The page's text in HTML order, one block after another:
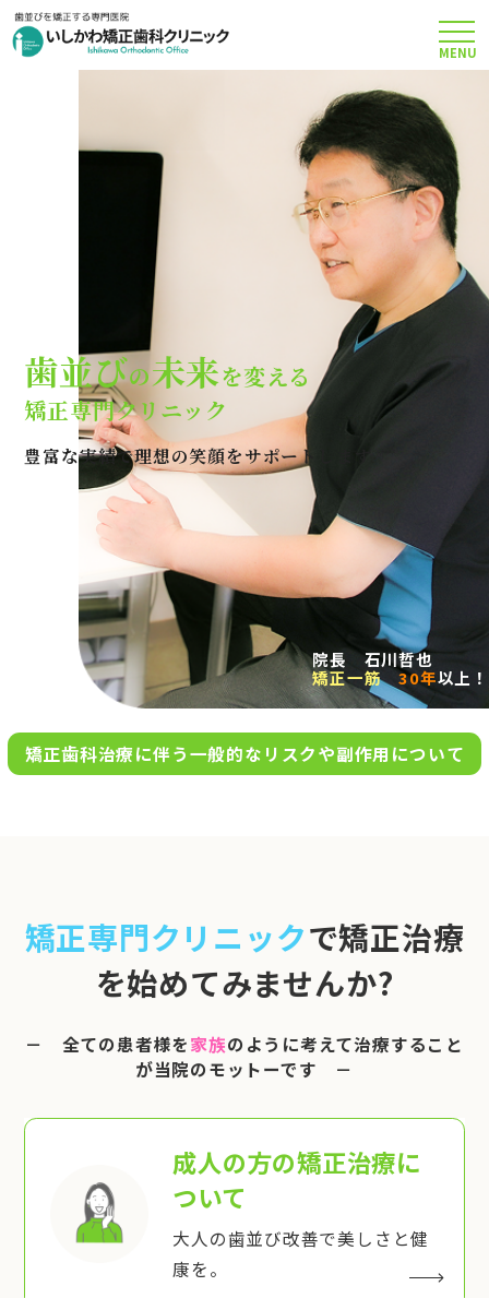
矯正治療について
当院のこだわり
費用について
クリニック案内
Q＆A
アクセス
お問い合わせ
完全
0120-695-578
※日曜は不定期で診療してい
ます
MENU
歯並びの未来を変える
矯正専門クリニック
豊富な実績で理想の笑顔をサポートします
院長 石川哲也
矯正一筋
30年以上！
矯正歯科治療に伴う一般的なリスクや副作用について
矯正専門クリニックで矯正治療
を始めてみませんか?
－ 全ての患者様を家族のように考えて治療すること
が当院のモットーです －
成人の方の矯正治療に
ついて
大人の歯並び改善で美しさと健
康を。